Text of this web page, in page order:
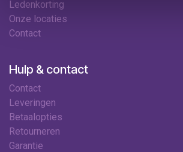
Ledenkorting
Onze locaties
Contact
Hulp & contact
Contact
Leveringen
Betaalopties
Retourneren
Garantie